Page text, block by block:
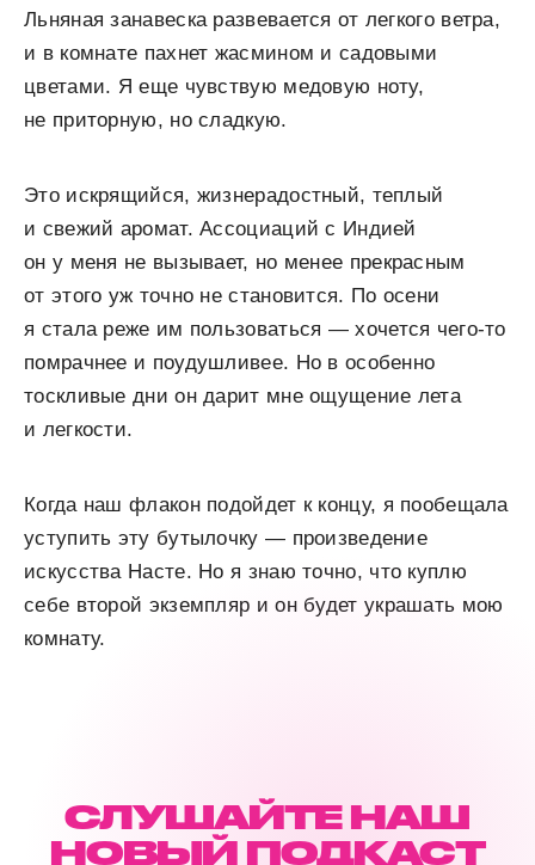
Льняная занавеска развевается от легкого ветра,
и в комнате пахнет жасмином и садовыми
цветами. Я еще чувствую медовую ноту,
не приторную, но сладкую.
Это искрящийся, жизнерадостный, теплый
и свежий аромат. Ассоциаций с Индией
он у меня не вызывает, но менее прекрасным
от этого уж точно не становится. По осени
я стала реже им пользоваться — хочется чего-то
помрачнее и поудушливее. Но в особенно
тоскливые дни он дарит мне ощущение лета
и легкости.
Когда наш флакон подойдет к концу, я пообещала
уступить эту бутылочку — произведение
искусства Насте. Но я знаю точно, что куплю
себе второй экземпляр и он будет украшать мою
комнату.
СЛУШАЙТЕ НАШ
НОВЫЙ ПОДКАСТ